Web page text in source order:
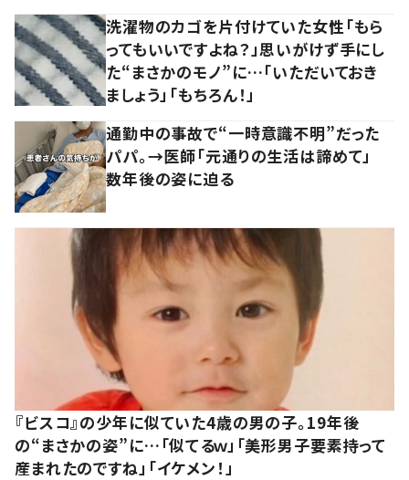
洗濯物のカゴを片付けていた女性「もら
ってもいいですよね？」思いがけず手にし
た“まさかのモノ”に…「いただいておき
ましょう」「もちろん！」
通勤中の事故で“一時意識不明”だった
パパ。→医師「元通りの生活は諦めて」
数年後の姿に迫る
『ビスコ』の少年に似ていた4歳の男の子。19年後
の“まさかの姿”に…「似てるｗ」「美形男子要素持って
産まれたのですね」「イケメン！」